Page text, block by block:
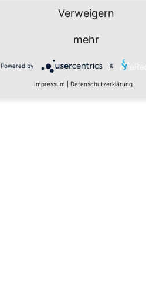
Verweigern
mehr
Powered by &
Impressum Datenschutzerklärung